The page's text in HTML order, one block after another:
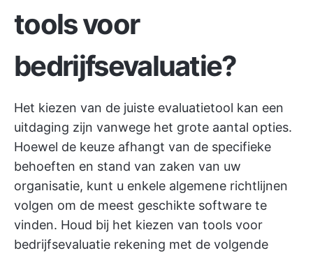
tools voor
bedrijfsevaluatie?
Het kiezen van de juiste evaluatietool kan een
uitdaging zijn vanwege het grote aantal opties.
Hoewel de keuze afhangt van de specifieke
behoeften en stand van zaken van uw
organisatie, kunt u enkele algemene richtlijnen
volgen om de meest geschikte software te
vinden. Houd bij het kiezen van tools voor
bedrijfsevaluatie rekening met de volgende